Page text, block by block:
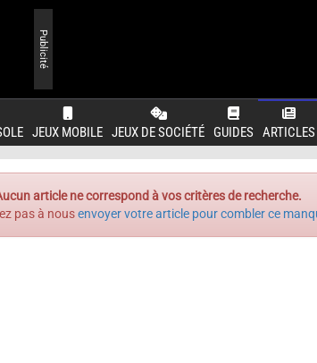
JEUX MOBILE JEUX DE SOCIÉTÉ GUIDES ARTICLES
Publicité
article ne correspond à vos critères de recherche.
pas à nousenvoyer votre article pour combler ce